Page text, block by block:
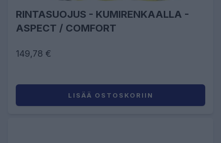
RINTASUOJUS - KUMIRENKAALLA -
ASPECT / COMFORT
149,78 €
LISÄÄ OSTOSKORIIN